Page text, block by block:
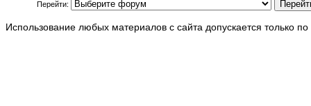
Перейти:
Использование любых материалов с сайта допускается только